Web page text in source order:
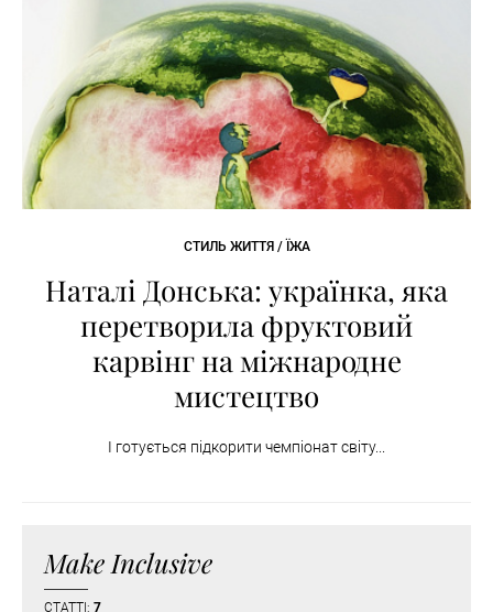
СТИЛЬ ЖИТТЯ / ЇЖА
Наталі Донська: українка, яка
перетворила фруктовий
карвінг на міжнародне
мистецтво
І готується підкорити чемпіонат світу...
Make Inclusive
СТАТТІ: 7